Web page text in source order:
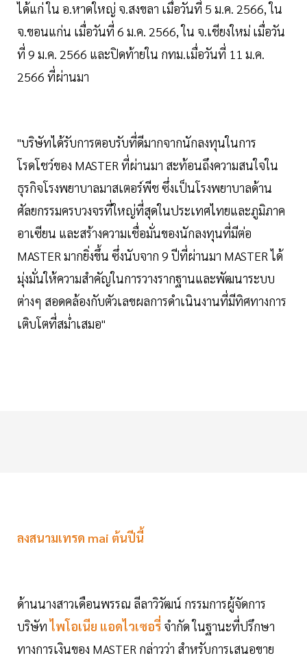
ได้แก่ ใน อ.หาดใหญ่ จ.สงขลา เมื่อวันที่ 5 ม.ค. 2566, ใน
จ.ขอนแก่น เมื่อวันที่ 6 ม.ค. 2566, ใน จ.เชียงใหม่ เมื่อวัน
ที่ 9 ม.ค. 2566 และปิดท้ายใน กทม.เมื่อวันที่ 11 ม.ค.
2566 ที่ผ่านมา
"บริษัทได้รับการตอบรับที่ดีมากจากนักลงทุนในการ
โรดโชว์ของ MASTER ที่ผ่านมา สะท้อนถึงความสนใจใน
ธุรกิจโรงพยาบาลมาสเตอร์พีช ซึ่งเป็นโรงพยาบาลด้าน
ศัลยกรรมครบวงจรที่ใหญ่ที่สุดในประเทศไทยและภูมิภาค
อาเซียน และสร้างความเชื่อมั่นของนักลงทุนที่มีต่อ
MASTER มากยิ่งขึ้น ซึ่งนับจาก 9 ปีที่ผ่านมา MASTER ได้
มุ่งมั่นให้ความสำคัญในการวางรากฐานและพัฒนาระบบ
ต่างๆ สอดคล้องกับตัวเลขผลการดำเนินงานที่มีทิศทางการ
เติบโตที่สม่ำเสมอ"
ลงสนามเทรด mai ต้นปีนี้
ด้านนางสาวเดือนพรรณ ลีลาวิวัฒน์ กรรมการผู้จัดการ
บริษัทไพโอเนีย แอดไวเซอรี่ จำกัด ในฐานะที่ปรึกษา
ทางการเงินของ MASTER กล่าวว่า สำหรับการเสนอขาย